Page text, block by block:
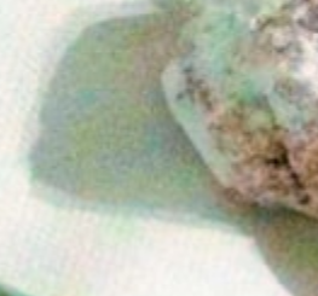
så kan du fryse ned halvparten.
dersom du får uventet besøk.